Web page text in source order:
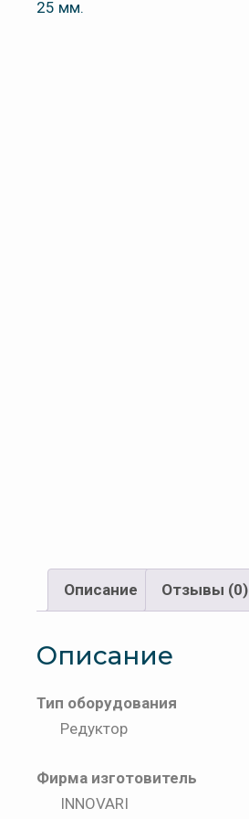
Описание Отзывы (0)
Описание
Тип оборудования
Редуктор
Фирма изготовитель
INNOVARI